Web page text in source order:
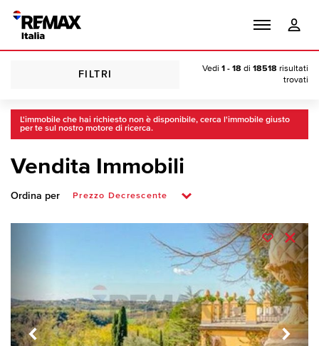
FILTRI
Vedi 1 - 18 di 18518 risultati
trovati
L'immobile che hai richiesto non è disponibile, cerca l'immobile giusto
per te sul nostro motore di ricerca.
Vendita Immobili
Ordina per